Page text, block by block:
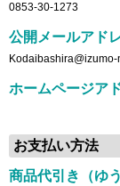
0853-30-1273
公開メールアド
ホームページア
お支払い方法
商品代引き（ゆ